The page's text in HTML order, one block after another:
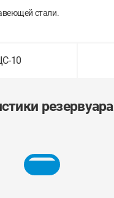
стали.
10
резервуара